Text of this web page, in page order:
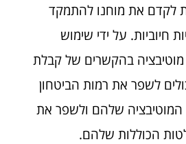
לקדם את מוחנו להתמקד
חיוביות. על ידי שימוש
בהקשרים של קבלת
לשפר את רמות הביטחון
שלהם ולשפר את
הכוללות שלהם.